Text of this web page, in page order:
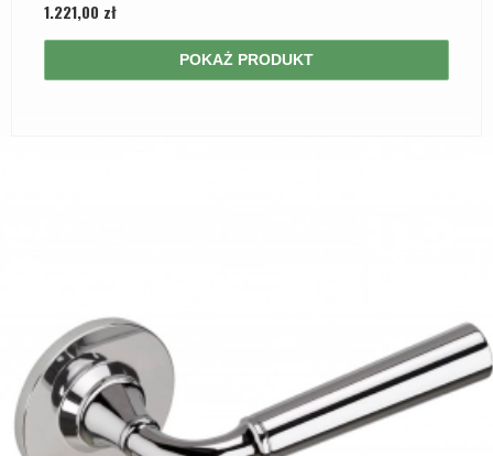
1.221,00 zł
POKAŻ PRODUKT